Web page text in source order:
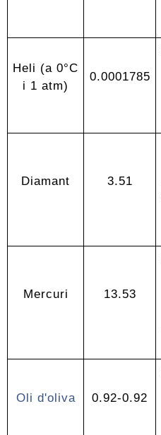
Heli (a 0°C
i 1 atm)
0.0001785
Diamant 3.51
Mercuri 13.53
Oli d'oliva 0.92-0.92